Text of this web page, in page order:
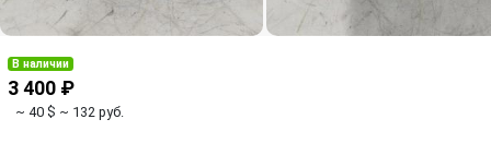
В наличии
3 400 ₽
~ 40 $ ~ 132 руб.